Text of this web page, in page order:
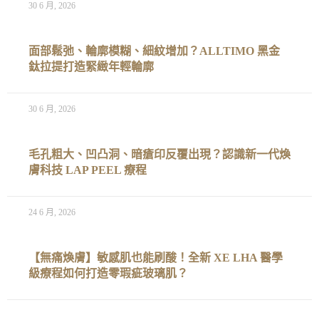
30 6 月, 2026
面部鬆弛、輪廓模糊、細紋增加？ALLTIMO 黑金
鈦拉提打造緊緻年輕輪廓
30 6 月, 2026
毛孔粗大、凹凸洞、暗瘡印反覆出現？認識新一代煥
膚科技 LAP PEEL 療程
24 6 月, 2026
【無痛煥膚】敏感肌也能刷酸！全新 XE LHA 醫學
級療程如何打造零瑕疵玻璃肌？